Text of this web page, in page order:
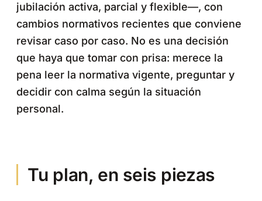
jubilación activa, parcial y flexible—, con
cambios normativos recientes que conviene
revisar caso por caso. No es una decisión
que haya que tomar con prisa: merece la
pena leer la normativa vigente, preguntar y
decidir con calma según la situación
personal.
Tu plan, en seis piezas